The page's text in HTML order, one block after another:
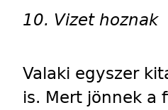
10. Vizet hoznak
Valaki egyszer
is. Mert jönnek a